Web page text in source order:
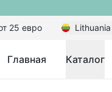
25 евро Lithuania
Главная Каталог